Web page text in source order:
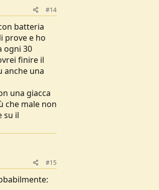
#14
batteria
prove e ho
ogni 30
finire il
anche una
una giacca
che male non
su il
#15